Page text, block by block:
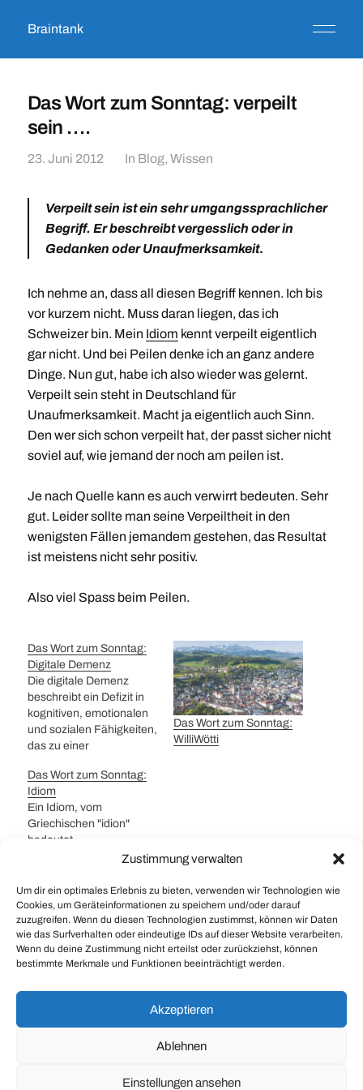
Zustimmung verwalten
Um dir ein optimales Erlebnis zu bieten, verwenden wir Technologien wie
Cookies, um Geräteinformationen zu speichern und/oder darauf
zuzugreifen. Wenn du diesen Technologien zustimmst, können wir Daten
wie das Surfverhalten oder eindeutige IDs auf dieser Website verarbeiten.
Wenn du deine Zustimmung nicht erteilst oder zurückziehst, können
bestimmte Merkmale und Funktionen beeinträchtigt werden.
Akzeptieren
Ablehnen
Einstellungen ansehen
Braintank
Das Wort zum Sonntag: verpeilt
sein ….
23. Juni 2012 In Blog, Wissen
Verpeilt sein ist ein sehr umgangssprachlicher
Begriff. Er beschreibt vergesslich oder in
Gedanken oder Unaufmerksamkeit.
Ich nehme an, dass all diesen Begriff kennen. Ich bis
vor kurzem nicht. Muss daran liegen, das ich
Schweizer bin. Mein Idiom kennt verpeilt eigentlich
gar nicht. Und bei Peilen denke ich an ganz andere
Dinge. Nun gut, habe ich also wieder was gelernt.
Verpeilt sein steht in Deutschland für
Unaufmerksamkeit. Macht ja eigentlich auch Sinn.
Den wer sich schon verpeilt hat, der passt sicher nicht
soviel auf, wie jemand der noch am peilen ist.
Je nach Quelle kann es auch verwirrt bedeuten. Sehr
gut. Leider sollte man seine Verpeiltheit in den
wenigsten Fällen jemandem gestehen, das Resultat
ist meistens nicht sehr positiv.
Also viel Spass beim Peilen.
Das Wort zum Sonntag:
Digitale Demenz
Die digitale Demenz
beschreibt ein Defizit in
kognitiven, emotionalen
und sozialen Fähigkeiten,
das zu einer
und beruflicher
Funktionen führt und
meist mit einer
diagnostizierbaren
einhergeht. Diese basiert
digitalen Helfern. Um die
Flut von Informationen zu
bewältigen wird das
Gedächtnis an Geräte…
Das Wort zum Sonntag:
WilliWötti
Das Wort zum Sonntag:
Idiom
Ein Idiom, vom
Griechischen "idion"
bedeutet
beschreibt dieses Wort
die Sprechweise eines
bestimmten Kreises von
Personen. So würden
unsere nördlichen
Freunde bei uns von
eine feste Redewendung,
#Idiom #Verpeitl #WoS
Das Wort zum Sonntag: Olfaktorisch
Das Wort zum Sonntag: Plörre